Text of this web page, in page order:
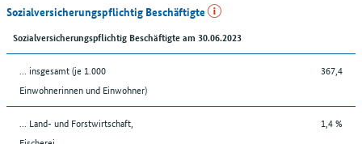
Sozialversicherungspflichtig Beschäftigte
Sozialversicherungspflichtig Beschäftigte am 30.06.2023
... insgesamt (je 1.000
Einwohnerinnen und Einwohner)
367,4
... Land- und Forstwirtschaft,
1,4 %